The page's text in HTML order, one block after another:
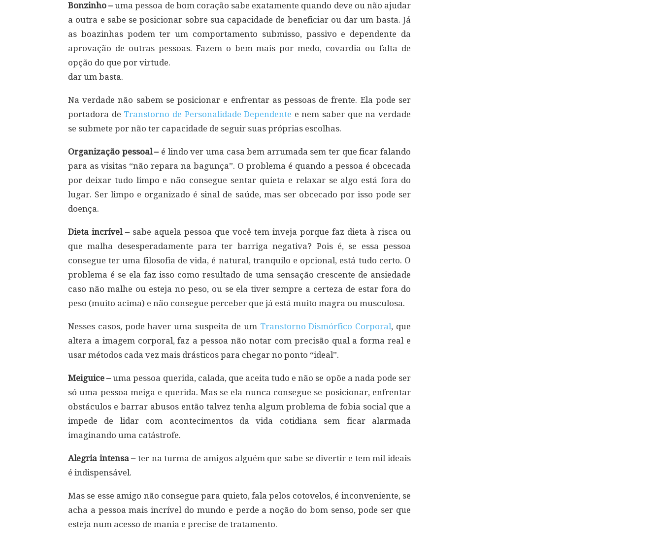
Bonzinho –uma pessoa de bom coração sabe exatamente quando deve ou não ajudar
a outra e sabe se posicionar sobre sua capacidade de beneficiar ou dar um basta. Já
as boazinhas podem ter um comportamento submisso, passivo e dependente da
aprovação de outras pessoas. Fazem o bem mais por medo, covardia ou falta de
opção do que por virtude.
dar um basta.
Na verdade não sabem se posicionar e enfrentar as pessoas de frente. Ela pode ser
portadora de Transtorno de Personalidade Dependente e nem saber que na verdade
se submete por não ter capacidade de seguir suas próprias escolhas.
Organização pessoal –é lindo ver uma casa bem arrumada sem ter que ficar falando
para as visitas “não repara na bagunça”. O problema é quando a pessoa é obcecada
por deixar tudo limpo e não consegue sentar quieta e relaxar se algo está fora do
lugar. Ser limpo e organizado é sinal de saúde, mas ser obcecado por isso pode ser
doença.
Dieta incrível –sabe aquela pessoa que você tem inveja porque faz dieta à risca ou
que malha desesperadamente para ter barriga negativa? Pois é, se essa pessoa
consegue ter uma filosofia de vida, é natural, tranquilo e opcional, está tudo certo. O
problema é se ela faz isso como resultado de uma sensação crescente de ansiedade
caso não malhe ou esteja no peso, ou se ela tiver sempre a certeza de estar fora do
peso (muito acima) e não consegue perceber que já está muito magra ou musculosa.
Nesses casos, pode haver uma suspeita de um Transtorno Dismórfico Corporal, que
altera a imagem corporal, faz a pessoa não notar com precisão qual a forma real e
usar métodos cada vez mais drásticos para chegar no ponto “ideal”.
Meiguice –uma pessoa querida, calada, que aceita tudo e não se opõe a nada pode ser
só uma pessoa meiga e querida. Mas se ela nunca consegue se posicionar, enfrentar
obstáculos e barrar abusos então talvez tenha algum problema de fobia social que a
impede de lidar com acontecimentos da vida cotidiana sem ficar alarmada
imaginando uma catástrofe.
Alegria intensa –ter na turma de amigos alguém que sabe se divertir e tem mil ideais
é indispensável.
Mas se esse amigo não consegue para quieto, fala pelos cotovelos, é inconveniente, se
acha a pessoa mais incrível do mundo e perde a noção do bom senso, pode ser que
esteja num acesso de mania e precise de tratamento.